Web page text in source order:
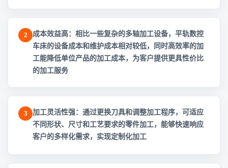
2
成本效益高：相比一些复杂的多轴加工设备，平轨数控
车床的设备成本和维护成本相对较低，同时高效率的加
工能降低单位产品的加工成本，为客户提供更具性价比
的加工服务
3
加工灵活性强：通过更换刀具和调整加工程序，可适应
不同形状、尺寸和工艺要求的零件加工，能够快速响应
客户的多样化需求，实现定制化加工